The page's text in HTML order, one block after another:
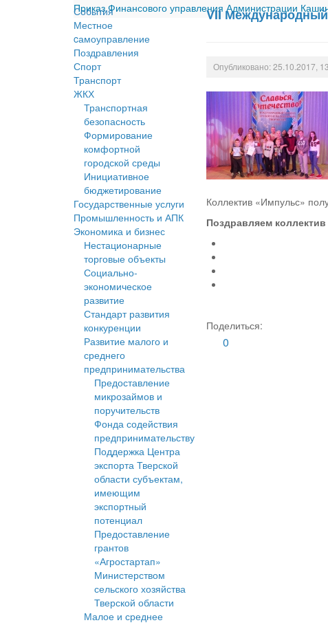
Приказ Финансового управления Администрации
События
Местное
cамоуправление
Поздравления
Спорт
Транспорт
ЖКХ
Транспортная
безопасность
Формирование
комфортной
городской среды
Инициативное
бюджетирование
Государственные услуги
Промышленность и АПК
Экономика и бизнес
Нестационарные
торговые объекты
Социально-
экономическое
развитие
Стандарт развития
конкуренции
Развитие малого и
среднего
предпринимательства
Предоставление
микрозаймов и
поручительств
Фонда содействия
предпринимательству
Поддержка Центра
экспорта Тверской
области субъектам,
имеющим
экспортный
потенциал
Предоставление
грантов
«Агростартап»
Министерством
сельского хозяйства
Тверской области
Малое и среднее
VII Международный
Опубликовано: 25.10.2017,
Коллектив «Импульс»
Поздравляем
Поделиться:
0